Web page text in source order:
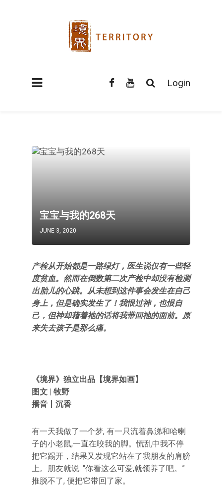
Login
宝宝与我的268天
JUNE 3, 2020
产检从开始都是一路绿灯，医生说仅有一些轻
度贫血。 然而在倒数第二次产检中却没有检测
出胎儿的心跳。 从未想到这件事会发生在自己
身上，但是确实发生了！ 我恨过神，也恨自
己，但神却藉着祂的话将我带回祂的面前。 原
来失去孩子是那么痛。
《境界》独立出品【境界如画】
图文 | 牧野
播音丨沉香
有一天我做了一个梦, 有一只流着鼻涕和哈喇
子的小老鼠,一直在咬我的脚。慌乱中我不停
把它踢开，结果又发现它站在了我朋友的肩膀
上。朋友就说: “你看这么可爱,就领养了吧。”
推脱不了, 便把它带回了家。